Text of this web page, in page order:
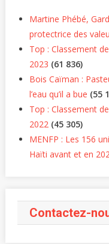
Martine Phébé,
protectrice des
Top : Classement
2023 (61 836)
Bois Caïman :
l’eau qu’il a bue (55
Top : Classement
2022 (45 305)
MENFP : Les 156
Haïti avant et en
Contactez-